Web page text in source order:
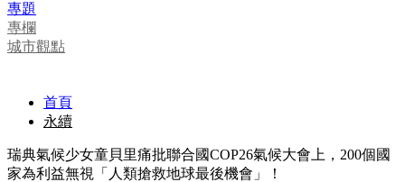
專題
專欄
城市觀點
首頁
永續
瑞典氣候少女童貝里痛批聯合國COP26氣候大會上，200個國
家為利益無視「人類搶救地球最後機會」！